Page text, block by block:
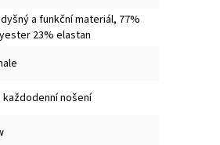
a funkční materiál, 77%
23% elastan
každodenní nošení